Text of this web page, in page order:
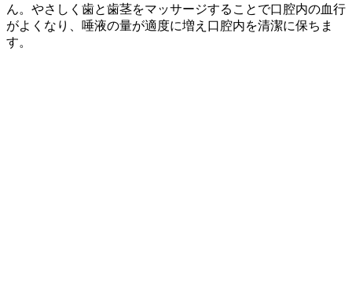
ん。やさしく歯と歯茎をマッサージすることで口腔内の血行
がよくなり、唾液の量が適度に増え口腔内を清潔に保ちま
す。